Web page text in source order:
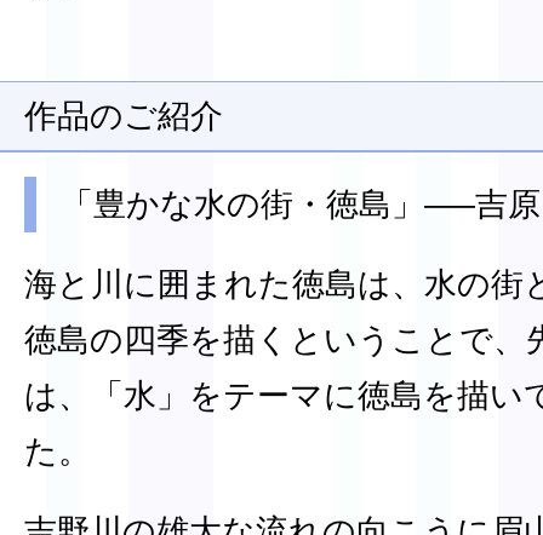
作品のご紹介
「豊かな水の街・徳島」—–吉
海と川に囲まれた徳島は、水の街
徳島の四季を描くということで、
は、「水」をテーマに徳島を描
た。